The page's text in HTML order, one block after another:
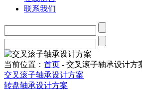
联系我们
当前位置： 首页 - 交叉滚子轴承设计方
交叉滚子轴承设计方案
转盘轴承设计方案